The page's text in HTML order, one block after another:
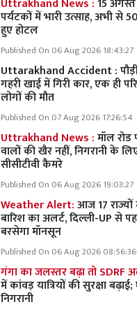
पर्यटकों में भारी उत्साह, अभी
हुए होटल
Published On 06 Aug 2026 18:43:27
Uttarakhand Accident :
गहरी खाई में गिरी कार, एक ही
लोगों की मौत
Published On 07 Aug 2026 17:26:54
Uttrakhand News :मॉल रोड
वालों की खैर नहीं, निगरानी के
सीसीटीवी कैमरे
Published On 06 Aug 2026 19:03:27
Weather Alert:आज 17
बारिश का अलर्ट, दिल्ली-UP से
बरसेगा मॉनसून
Published On 06 Aug 2026 08:56:36
गंगा का जलस्तर बढ़ा तो SDRF
में कांवड़ यात्रियों की सुरक्षा
निगरानी